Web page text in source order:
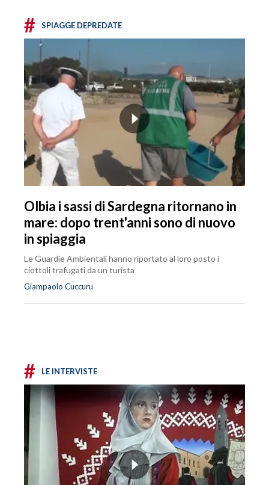
# SPIAGGE DEPREDATE
Olbia i sassi di Sardegna ritornano in
mare: dopo trent'anni sono di nuovo
in spiaggia
Le Guardie Ambientali hanno riportato al loro posto i
ciottoli trafugati da un turista
Giampaolo Cuccuru
# LE INTERVISTE